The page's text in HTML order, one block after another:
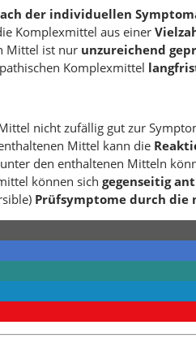
der individuellen
Komplexmittel aus einer
Mittel ist nur unzureichend
Komplexmittel
nicht zufällig gut zur
Mittel kann die
den enthaltenen Mitteln
können sich gegenseitig
Prüfsymptome durch die